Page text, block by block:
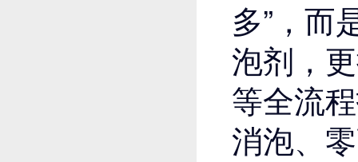
多”，而
泡剂，
等全流
消泡、